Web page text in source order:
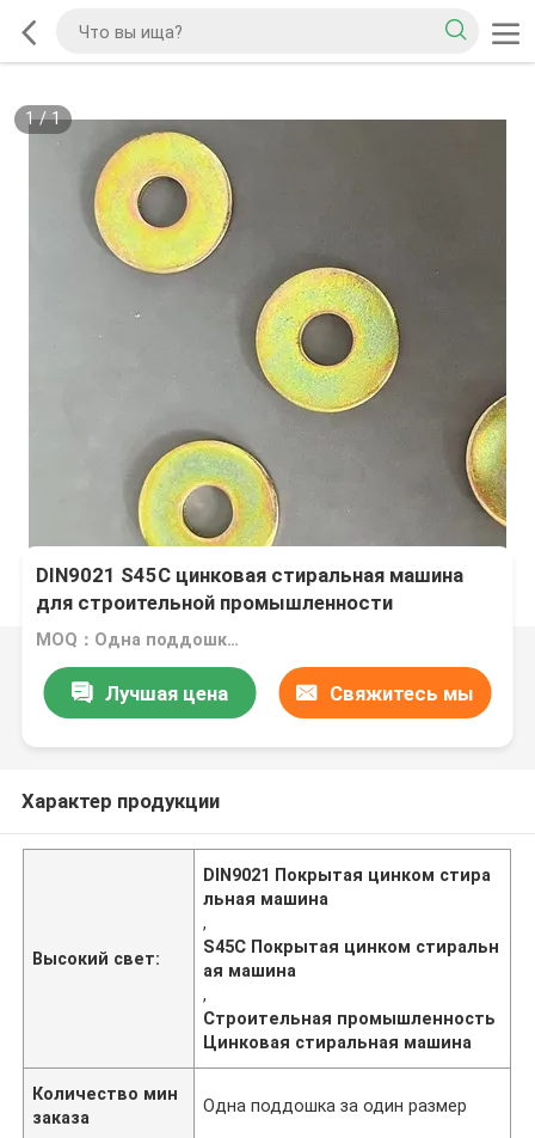
1/1
DIN9021 S45C цинковая стиральная машина
для строительной промышленности
MOQ：Одна поддошка за один размер
Лучшая цена Свяжитесь мы
Характер продукции
Высокий свет:
DIN9021 Покрытая цинком стира
льная машина
,
S45C Покрытая цинком стиральн
ая машина
,
Строительная промышленность
Цинковая стиральная машина
Количество мин
заказа
Одна поддошка за один размер